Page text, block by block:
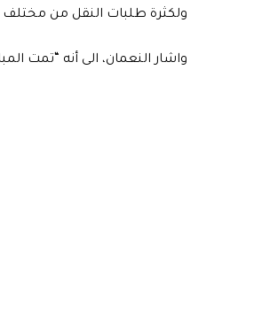
ولكثرة طلبات النقل من مختلف
واشار النعمان، الى أنه “تمت